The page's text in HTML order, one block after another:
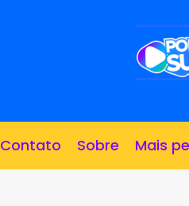
Contato Sobre Mais